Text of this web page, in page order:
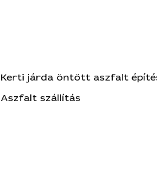
Kerti járda öntött aszfalt
Aszfalt szállítás